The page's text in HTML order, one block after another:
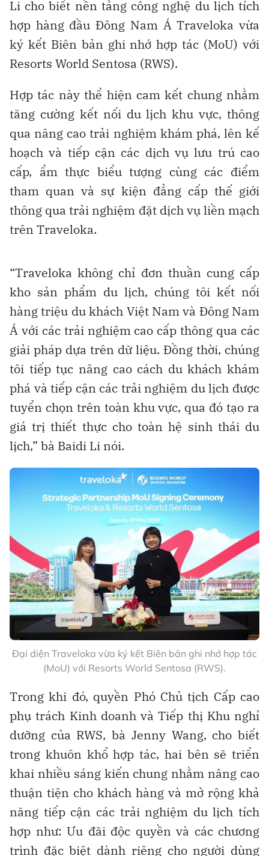
Li cho biết nền tảng công nghệ du lịch tích
hợp hàng đầu Đông Nam Á Traveloka vừa
ký kết Biên bản ghi nhớ hợp tác (MoU) với
Resorts World Sentosa (RWS).
Hợp tác này thể hiện cam kết chung nhằm
tăng cường kết nối du lịch khu vực, thông
qua nâng cao trải nghiệm khám phá, lên kế
hoạch và tiếp cận các dịch vụ lưu trú cao
cấp, ẩm thực biểu tượng cùng các điểm
tham quan và sự kiện đẳng cấp thế giới
thông qua trải nghiệm đặt dịch vụ liền mạch
trên Traveloka.
“Traveloka không chỉ đơn thuần cung cấp
kho sản phẩm du lịch, chúng tôi kết nối
hàng triệu du khách Việt Nam và Đông Nam
Á với các trải nghiệm cao cấp thông qua các
giải pháp dựa trên dữ liệu. Đồng thời, chúng
tôi tiếp tục nâng cao cách du khách khám
phá và tiếp cận các trải nghiệm du lịch được
tuyển chọn trên toàn khu vực, qua đó tạo ra
giá trị thiết thực cho toàn hệ sinh thái du
lịch,” bà Baidi Li nói.
Đại diện Traveloka vừa ký kết Biên bản ghi nhớ hợp tác
(MoU) với Resorts World Sentosa (RWS).
Trong khi đó, quyền Phó Chủ tịch Cấp cao
phụ trách Kinh doanh và Tiếp thị Khu nghỉ
dưỡng của RWS, bà Jenny Wang, cho biết
trong khuôn khổ hợp tác, hai bên sẽ triển
khai nhiều sáng kiến chung nhằm nâng cao
thuận tiện cho khách hàng và mở rộng khả
năng tiếp cận các trải nghiệm du lịch tích
hợp như: Ưu đãi độc quyền và các chương
trình đặc biệt dành riêng cho người dùng